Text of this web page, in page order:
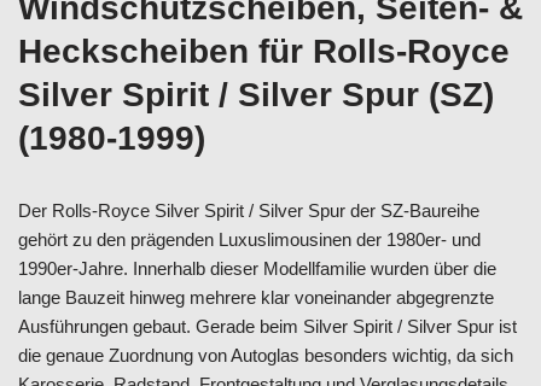
Windschutzscheiben, Seiten- &
Heckscheiben für Rolls-Royce
Silver Spirit / Silver Spur (SZ)
(1980-1999)
Der Rolls-Royce Silver Spirit / Silver Spur der SZ-Baureihe
gehört zu den prägenden Luxuslimousinen der 1980er- und
1990er-Jahre. Innerhalb dieser Modellfamilie wurden über die
lange Bauzeit hinweg mehrere klar voneinander abgegrenzte
Ausführungen gebaut. Gerade beim Silver Spirit / Silver Spur ist
die genaue Zuordnung von Autoglas besonders wichtig, da sich